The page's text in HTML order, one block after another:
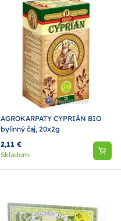
AGROKARPATY CYPRIÁN BIO
bylinný čaj, 20x2g
2,11 €
Skladom